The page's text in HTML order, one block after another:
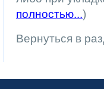
полностью...)
Вернуться в